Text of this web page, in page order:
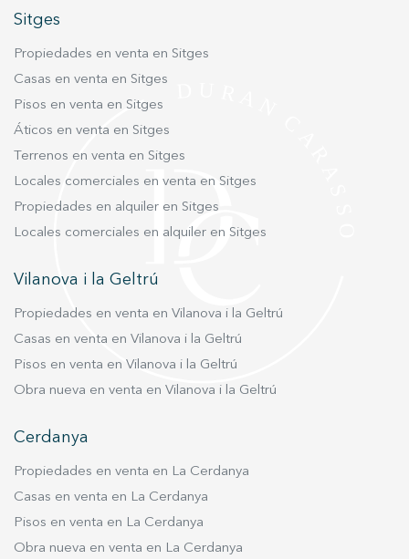
Sitges
Propiedades en venta en Sitges
Casas en venta en Sitges
Pisos en venta en Sitges
Áticos en venta en Sitges
Terrenos en venta en Sitges
Locales comerciales en venta en Sitges
Propiedades en alquiler en Sitges
Locales comerciales en alquiler en Sitges
Vilanova i la Geltrú
Propiedades en venta en Vilanova i la Geltrú
Casas en venta en Vilanova i la Geltrú
Pisos en venta en Vilanova i la Geltrú
Obra nueva en venta en Vilanova i la Geltrú
Cerdanya
Propiedades en venta en La Cerdanya
Casas en venta en La Cerdanya
Pisos en venta en La Cerdanya
Obra nueva en venta en La Cerdanya